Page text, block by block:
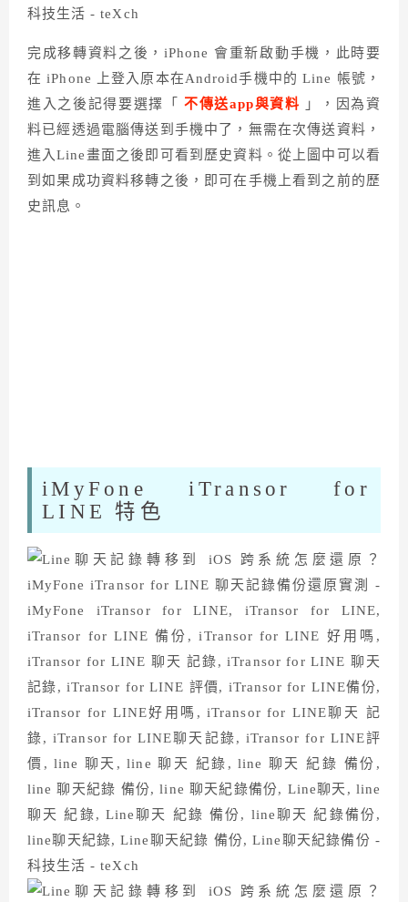
完成移轉資料之後，iPhone 會重新啟動手機，此時要
在 iPhone 上登入原本在Android手機中的 Line 帳號，
進入之後記得要選擇「
不傳送app與資料
」，因為資
料已經透過電腦傳送到手機中了，無需在次傳送資料，
進入Line畫面之後即可看到歷史資料。從上圖中可以看
到如果成功資料移轉之後，即可在手機上看到之前的歷
史訊息。
iMyFone iTransor for
LINE 特色